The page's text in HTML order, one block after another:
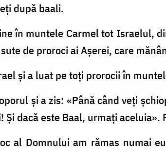
după baali.
în muntele Carmel tot Israelul,
de proroci ai Aşerei, care
şi a luat pe toţi prorocii în
şi a zis: «Până când veţi
dacă este Baal, urmaţi
al Domnului am rămas numai